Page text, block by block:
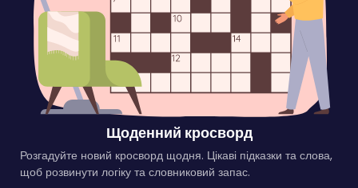
Щоденний кросворд
Розгадуйте новий кросворд щодня. Цікаві підказки та слова,
щоб розвинути логіку та словниковий запас.